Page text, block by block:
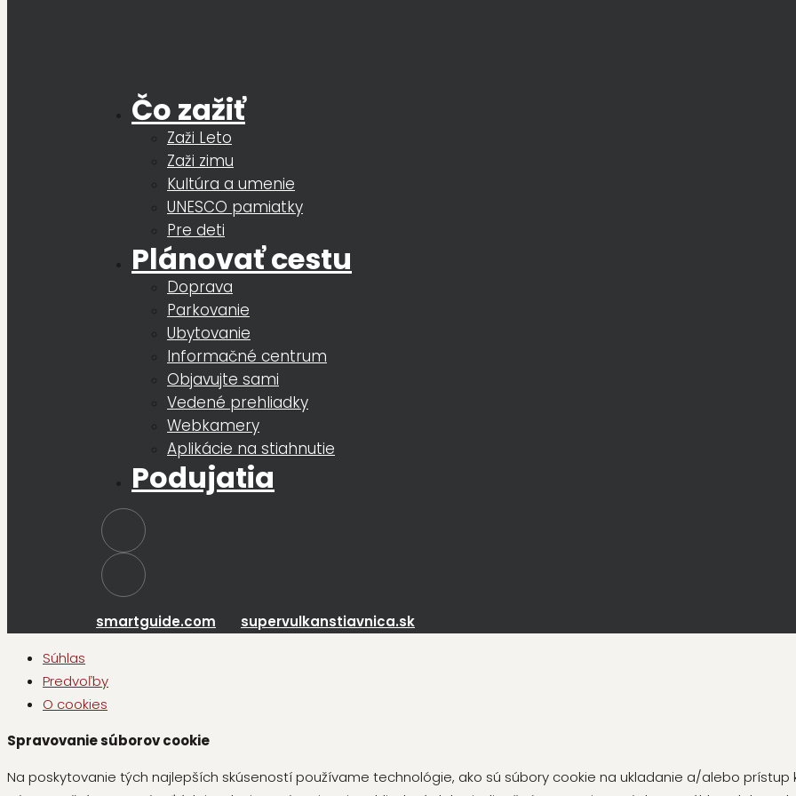
Čo zažiť
Zaži Leto
Zaži zimu
Kultúra a umenie
UNESCO pamiatky
Pre deti
Plánovať cestu
Doprava
Parkovanie
Ubytovanie
Informačné centrum
Objavujte sami
Vedené prehliadky
Webkamery
Aplikácie na stiahnutie
Podujatia
smartguide.com
supervulkanstiavnica.sk
Súhlas
Predvoľby
O cookies
Spravovanie súborov cookie
Na poskytovanie tých najlepších skúseností používame technológie, ako sú súbory cookie na ukladanie a/alebo